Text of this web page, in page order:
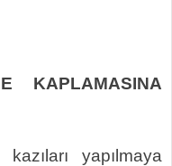
KAPLAMASINA
yapılmaya